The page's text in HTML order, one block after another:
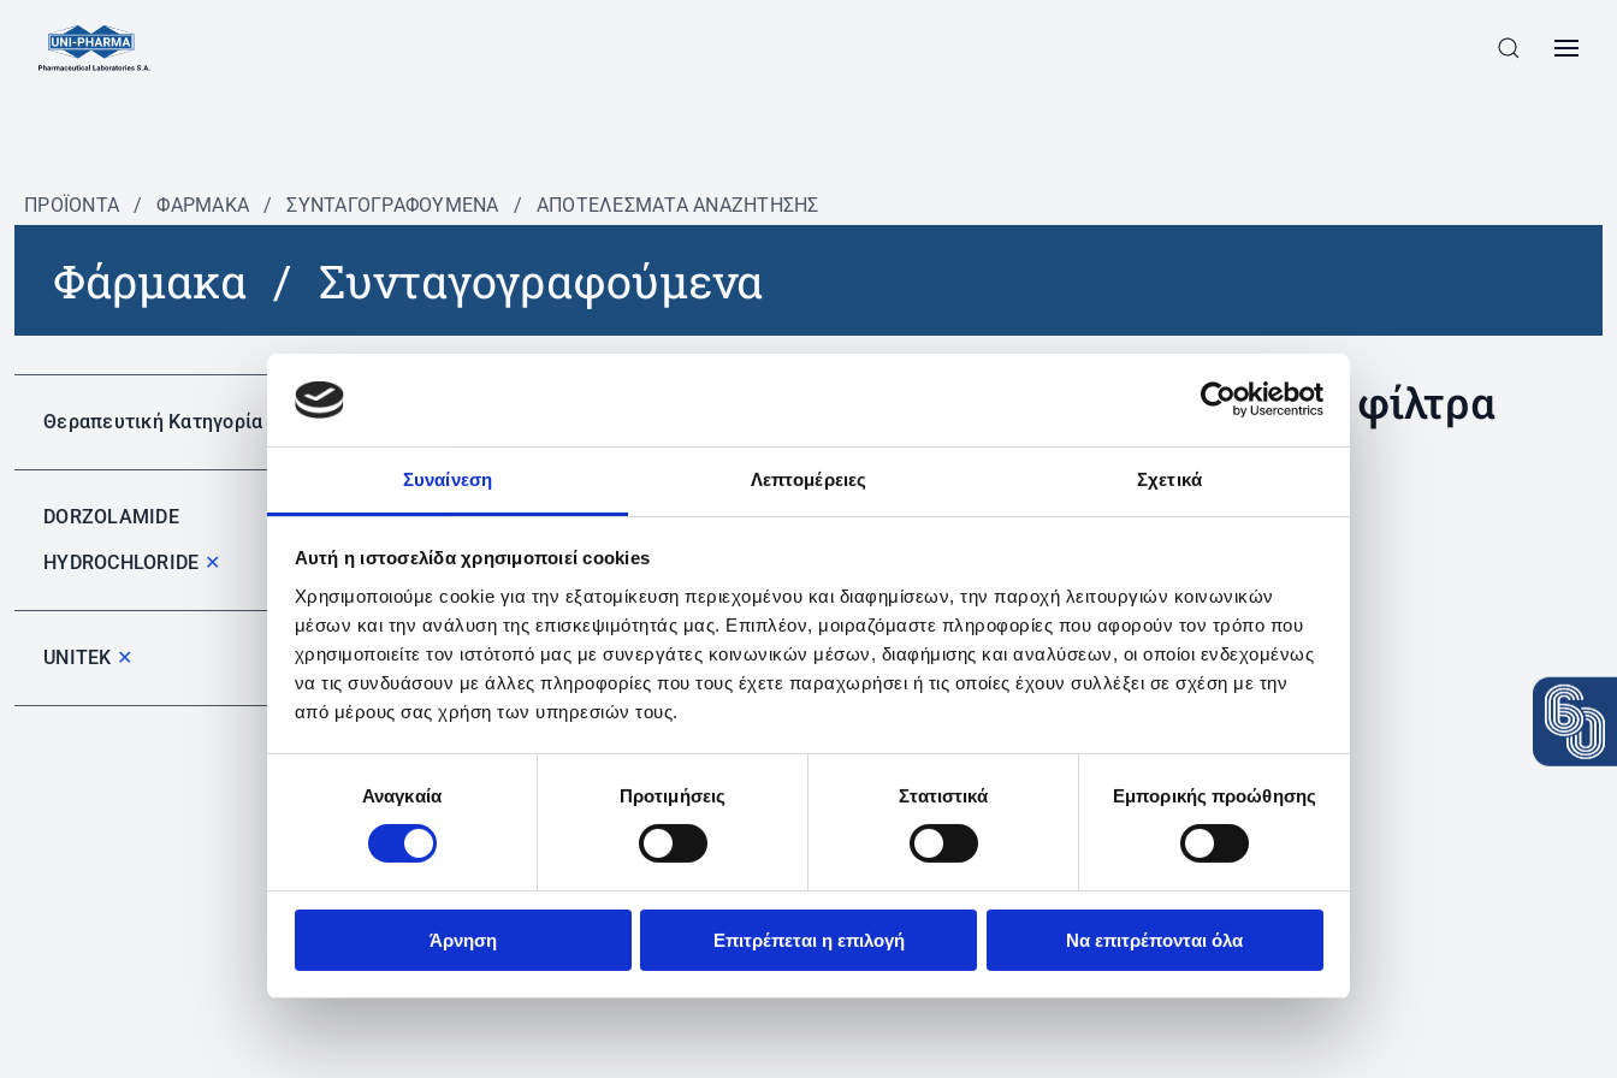
Συναίνεση Λεπτομέρειες Σχετικά
Αυτή η ιστοσελίδα χρησιμοποιεί cookies
Χρησιμοποιούμε cookie για την εξατομίκευση περιεχομένου και διαφημίσεων, την παροχή λειτουργιών κοινωνικών
μέσων και την ανάλυση της επισκεψιμότητάς μας. Επιπλέον, μοιραζόμαστε πληροφορίες που αφορούν τον τρόπο που
χρησιμοποιείτε τον ιστότοπό μας με συνεργάτες κοινωνικών μέσων, διαφήμισης και αναλύσεων, οι οποίοι ενδεχομένως
να τις συνδυάσουν με άλλες πληροφορίες που τους έχετε παραχωρήσει ή τις οποίες έχουν συλλέξει σε σχέση με την
από μέρους σας χρήση των υπηρεσιών τους.
συγκατάθεσηςΑναγκαία Προτιμήσεις Στατιστικά Εμπορικής προώθησης
Άρνηση Επιτρέπεται η επιλογή Να επιτρέπονται όλα
ΠΡΟΪΟΝΤΑ / ΦΆΡΜΑΚΑ / ΣΥΝΤΑΓΟΓΡΑΦΟΎΜΕΝΑ / ΑΠΟΤΕΛΕΣΜΑΤΑ ΑΝΑΖΗΤΗΣΗΣ
Φάρμακα / Συνταγογραφούμενα
Θεραπευτική Κατηγορία
DORZOLAMIDE
HYDROCHLORIDE ✕
UNITEK ✕
Δεν βρέθηκαν προϊόντα με τα συγκεκριμένα φίλτρα